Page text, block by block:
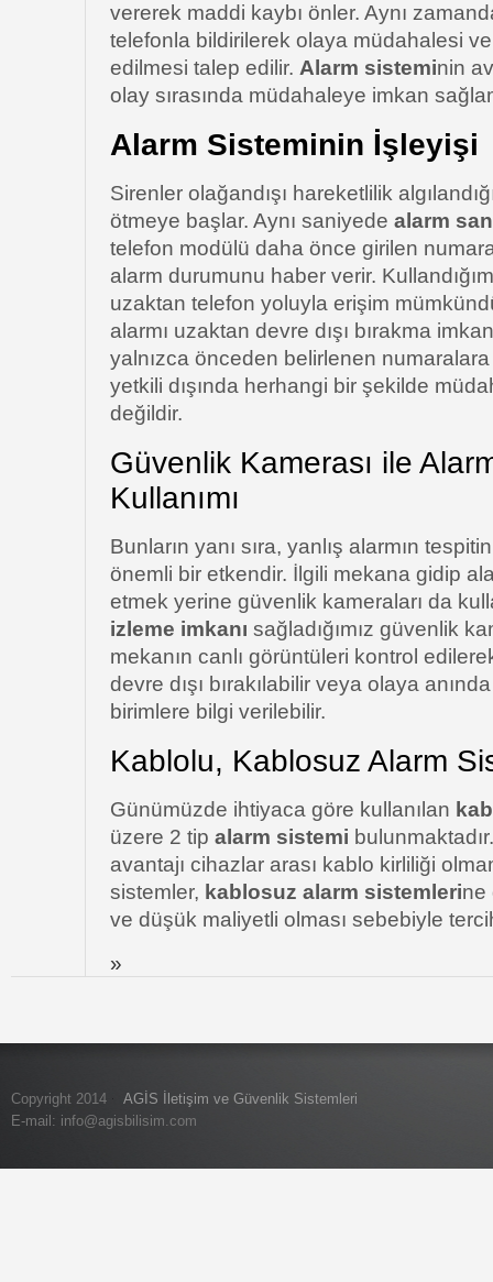
vererek maddi kaybı önler. Aynı
telefonla bildirilerek olaya müdahalesi
edilmesi talep edilir. Alarm sisteminin
olay sırasında müdahaleye imkan
Alarm Sisteminin İşleyişi
Sirenler olağandışı hareketlilik
ötmeye başlar. Aynı saniyede alarm
telefon modülü daha önce girilen
alarm durumunu haber verir.
uzaktan telefon yoluyla erişim
alarmı uzaktan devre dışı bırakma
yalnızca önceden belirlenen
yetkili dışında herhangi bir şekilde
değildir.
Güvenlik Kamerası ile
Kullanımı
Bunların yanı sıra, yanlış alarmın
önemli bir etkendir. İlgili mekana gidip
etmek yerine güvenlik kameraları da
izleme imkanı sağladığımız güvenlik
mekanın canlı görüntüleri kontrol
devre dışı bırakılabilir veya olaya
birimlere bilgi verilebilir.
Kablolu, Kablosuz Alarm
Günümüzde ihtiyaca göre kullanılan
üzere 2 tip alarm sistemi
avantajı cihazlar arası kablo kirliliği
sistemler, kablosuz alarm sistemlerine
ve düşük maliyetli olması sebebiyle
»
Copyright 2014
AGİS İletişim ve Güvenlik Sistemleri
E-mail: info@agisbilisim.com